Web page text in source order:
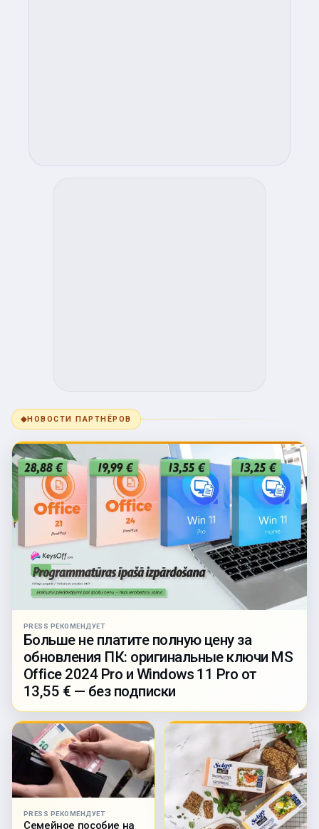
◆НОВОСТИ ПАРТНЁРОВ
PRESS РЕКОМЕНДУЕТ
Больше не платите полную цену за
обновления ПК: оригинальные ключи MS
Office 2024 Pro и Windows 11 Pro от
13,55 € — без подписки
PRESS РЕКОМЕНДУЕТ
Семейное пособие на